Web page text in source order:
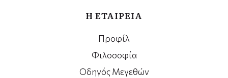
Η ΕΤΑΙΡΕΙΑ
Προφίλ
Φιλοσοφία
Οδηγός Μεγεθών